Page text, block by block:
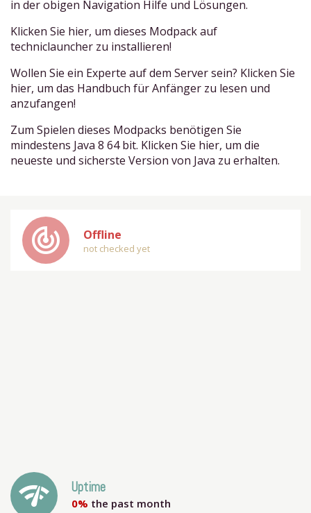
in der obigen Navigation Hilfe und Lösungen.
Klicken Sie hier, um dieses Modpack auf
techniclauncher zu installieren!
Wollen Sie ein Experte auf dem Server sein? Klicken Sie
hier, um das Handbuch für Anfänger zu lesen und
anzufangen!
Zum Spielen dieses Modpacks benötigen Sie
mindestens Java 8 64 bit. Klicken Sie hier, um die
neueste und sicherste Version von Java zu erhalten.
track_changes Offline
not checked yet
network_check Uptime
0% the past month